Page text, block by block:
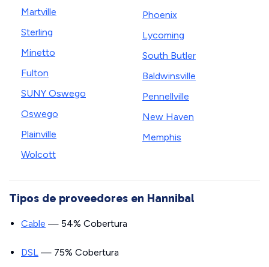
Martville
Sterling
Minetto
Fulton
SUNY Oswego
Oswego
Plainville
Wolcott
Phoenix
Lycoming
South Butler
Baldwinsville
Pennellville
New Haven
Memphis
Tipos de proveedores en Hannibal
Cable — 54% Cobertura
DSL — 75% Cobertura